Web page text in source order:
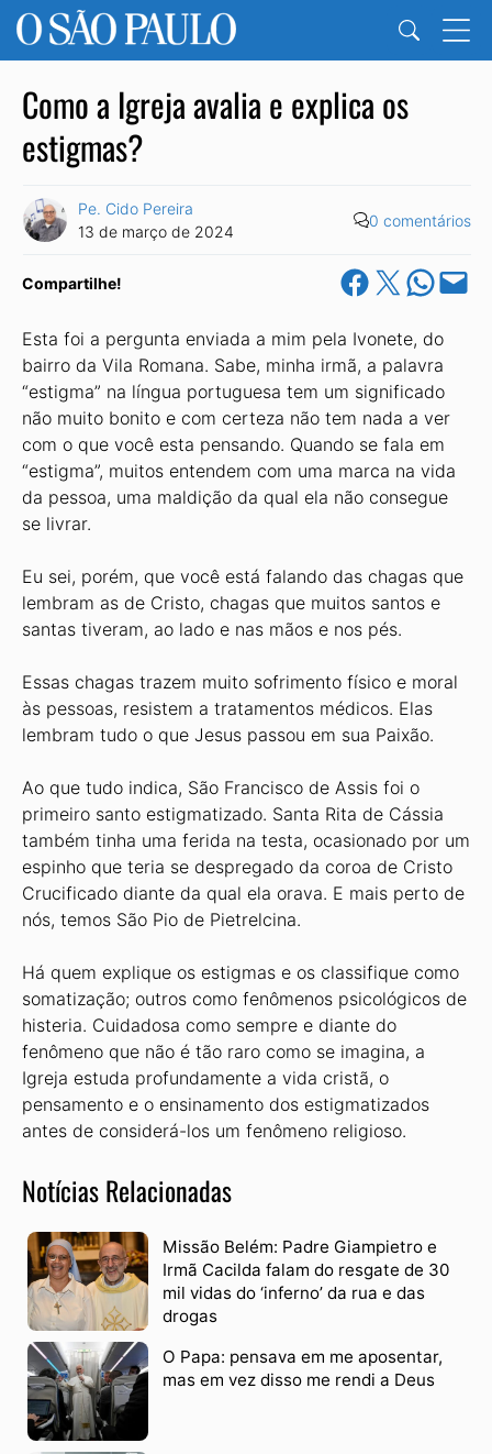
Como a Igreja avalia e explica os
estigmas?
Pe. Cido Pereira
13 de março de 2024
0 comentários
Compartilhe! Share on Facebook
Share on X Share on
Email this
Esta foi a pergunta enviada a mim pela Ivonete, do
bairro da Vila Romana. Sabe, minha irmã, a palavra
“estigma” na língua portuguesa tem um significado
não muito bonito e com certeza não tem nada a ver
com o que você esta pensando. Quando se fala em
“estigma”, muitos entendem com uma marca na vida
da pessoa, uma maldição da qual ela não consegue
se livrar.
Eu sei, porém, que você está falando das chagas que
lembram as de Cristo, chagas que muitos santos e
santas tiveram, ao lado e nas mãos e nos pés.
Essas chagas trazem muito sofrimento físico e moral
às pessoas, resistem a tratamentos médicos. Elas
lembram tudo o que Jesus passou em sua Paixão.
Ao que tudo indica, São Francisco de Assis foi o
primeiro santo estigmatizado. Santa Rita de Cássia
também tinha uma ferida na testa, ocasionado por um
espinho que teria se despregado da coroa de Cristo
Crucificado diante da qual ela orava. E mais perto de
nós, temos São Pio de Pietrelcina.
Há quem explique os estigmas e os classifique como
somatização; outros como fenômenos psicológicos de
histeria. Cuidadosa como sempre e diante do
fenômeno que não é tão raro como se imagina, a
Igreja estuda profundamente a vida cristã, o
pensamento e o ensinamento dos estigmatizados
antes de considerá-los um fenômeno religioso.
Notícias Relacionadas
Missão Belém: Padre Giampietro e
Irmã Cacilda falam do resgate de 30
mil vidas do ‘inferno’ da rua e das
drogas
O Papa: pensava em me aposentar,
mas em vez disso me rendi a Deus